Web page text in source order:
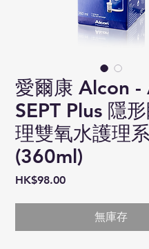
愛爾康 Alcon -
SEPT Plus 隱
理雙氧水護理
(360ml)
HK$98.00價
無庫存